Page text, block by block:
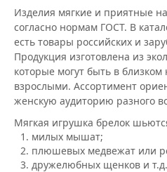
Изделия мягкие и приятные
согласно нормам ГОСТ. В
есть товары российских и
Продукция изготовлена из
которые могут быть в близком
взрослыми. Ассортимент
женскую аудиторию разного
Мягкая игрушка брелок
милых мышат;
плюшевых медвежат или
дружелюбных щенков и т.д.